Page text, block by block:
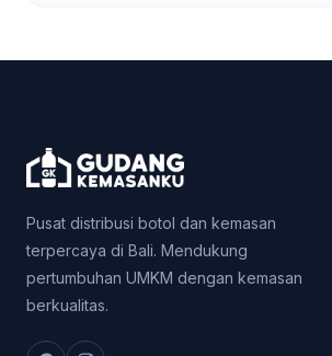
Pusat distribusi botol dan kemasan
terpercaya di Bali. Mendukung
pertumbuhan UMKM dengan kemasan
berkualitas.